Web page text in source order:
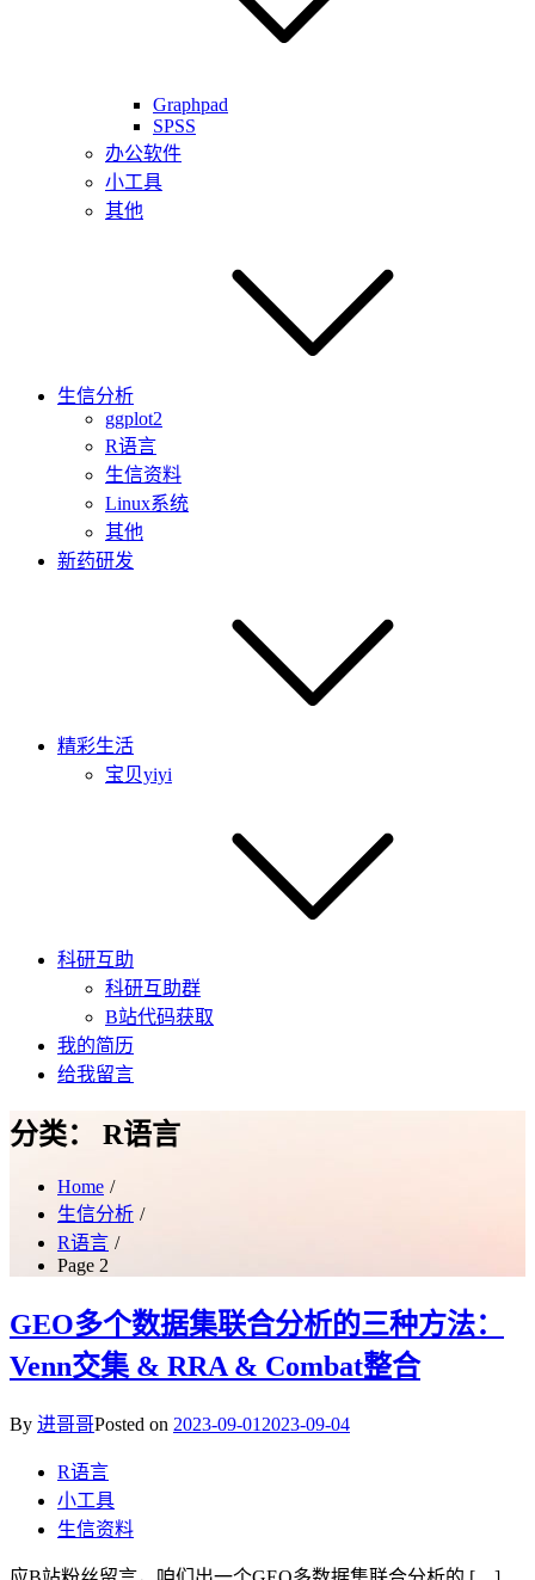
Graphpad
SPSS
办公软件
小工具
其他
生信分析
ggplot2
R语言
生信资料
Linux系统
其他
新药研发
精彩生活
宝贝yiyi
科研互助
科研互助群
B站代码获取
我的简历
给我留言
分类： R语言
Home
生信分析
R语言
Page 2
GEO多个数据集联合分析的三种方法：
Venn交集 & RRA & Combat整合
By 进哥哥Posted on 2023-09-01 2023-09-04
R语言
小工具
生信资料